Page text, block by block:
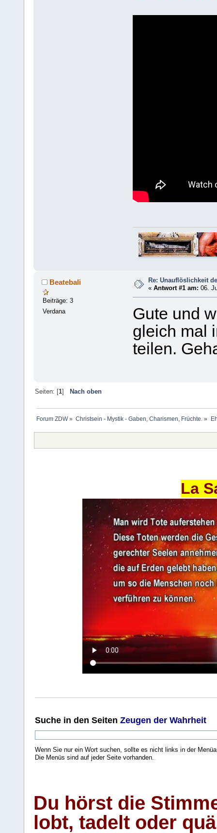
Beatebali
Beiträge: 3
Verdana
Re: Unauflöslichkeit
«Antwort #1 am: 06.
Gute und
gleich mal
teilen.
Seiten: [1] Nach oben
Forum ZDW» Christsein - Mystik - Gaben, Charismen, Früchte. »
La
Suche in den Seiten Zeugen der Wahrheit
Wenn Sie nur ein Wort suchen, sollte es nicht links in der
Die Menüs sind auf jeder Seite vorhanden..
Du hörst die
lobt, tadelt oder